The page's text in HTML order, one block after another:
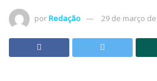
porRedação 29 de março